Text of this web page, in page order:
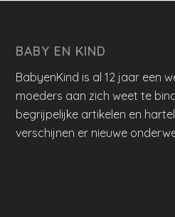
BABY EN KIND
BabyenKind is al 12 jaar een
moeders aan zich weet te
begrijpelijke artikelen en
verschijnen er nieuwe